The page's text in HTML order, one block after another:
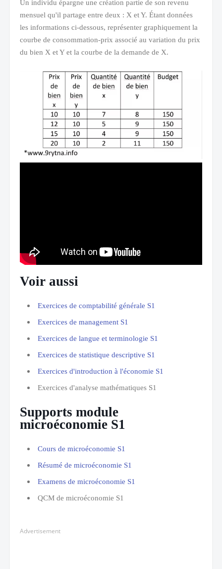
Un individu épargne une création partie de son revenu
mensuel qu'il partage entre deux : X et Y. Étant données
les informations ci-dessous, représenter graphiquement la
courbe de consommation-prix associé au variation du prix
du bien X et Y et la courbe de la demande de X.
Voir aussi
Exercices de comptabilité générale S1
Exercices de management S1
Exercices de langue et terminologie S1
Exercices de statistique descriptive S1
Exercices d'introduction à l'économie S1
Exercices d'analyse mathématiques S1
Supports module
microéconomie S1
Cours de microéconomie S1
Résumé de microéconomie S1
Examens de microéconomie S1
QCM de microéconomie S1
Advertisement